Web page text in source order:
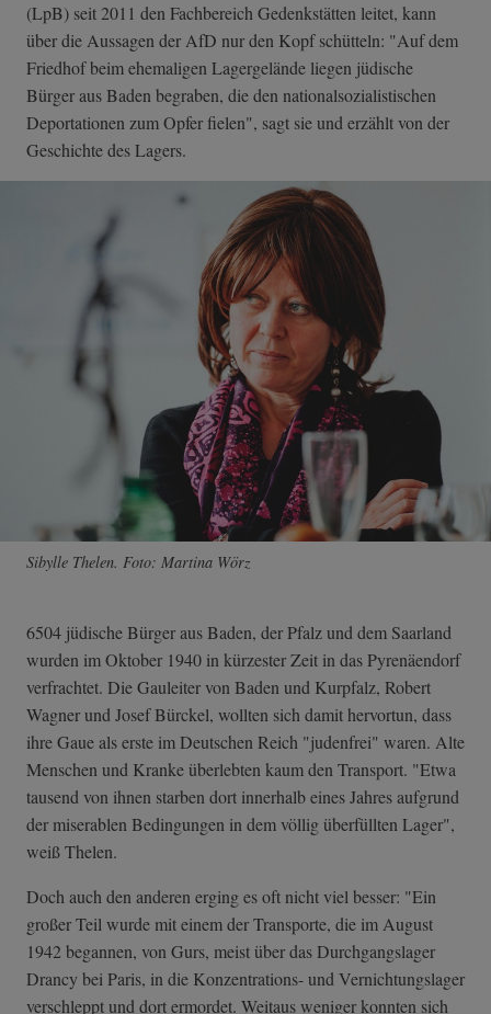
(LpB) seit 2011 den Fachbereich Gedenkstätten leitet, kann
über die Aussagen der AfD nur den Kopf schütteln: "Auf dem
Friedhof beim ehemaligen Lagergelände liegen jüdische
Bürger aus Baden begraben, die den nationalsozialistischen
Deportationen zum Opfer fielen", sagt sie und erzählt von der
Geschichte des Lagers.
Sibylle Thelen. Foto: Martina Wörz
6504 jüdische Bürger aus Baden, der Pfalz und dem Saarland
wurden im Oktober 1940 in kürzester Zeit in das Pyrenäendorf
verfrachtet. Die Gauleiter von Baden und Kurpfalz, Robert
Wagner und Josef Bürckel, wollten sich damit hervortun, dass
ihre Gaue als erste im Deutschen Reich "judenfrei" waren. Alte
Menschen und Kranke überlebten kaum den Transport. "Etwa
tausend von ihnen starben dort innerhalb eines Jahres aufgrund
der miserablen Bedingungen in dem völlig überfüllten Lager",
weiß Thelen.
Doch auch den anderen erging es oft nicht viel besser: "Ein
großer Teil wurde mit einem der Transporte, die im August
1942 begannen, von Gurs, meist über das Durchgangslager
Drancy bei Paris, in die Konzentrations- und Vernichtungslager
verschleppt und dort ermordet. Weitaus weniger konnten sich